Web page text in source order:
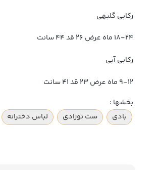
رکابی گلبهی
۱۸-۲۴ ماه عرض ۲۶ قد ۴۴ سانت
رکابی آبی
۹-۱۲ ماه عرض ۲۳ قد ۴۱ سانت
بخشها :
بادی
ست نوزادی لباس دخترانه